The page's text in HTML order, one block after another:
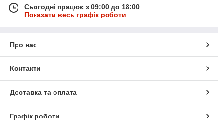
Сьогодні працює з 09:00 до 18:00
Показати весь графік роботи
Про нас
Контакти
Доставка та оплата
Графік роботи